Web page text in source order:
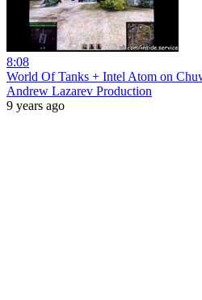
8:08
World Of Tanks + Intel Atom on
Andrew Lazarev Production
9 years ago